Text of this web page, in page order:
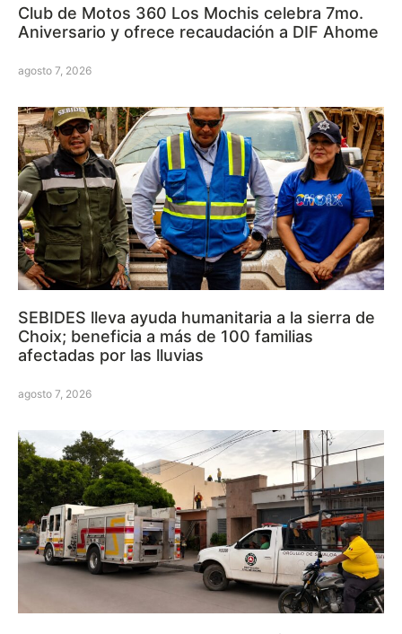
Club de Motos 360 Los Mochis celebra 7mo.
Aniversario y ofrece recaudación a DIF Ahome
agosto 7, 2026
SEBIDES lleva ayuda humanitaria a la sierra de
Choix; beneficia a más de 100 familias
afectadas por las lluvias
agosto 7, 2026